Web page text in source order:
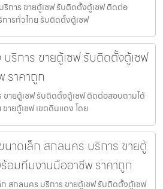
ริการ ขายตู้เซฟ รับติดตั้งตู้เซฟ ติดต่อ
ารทั่วไทย รับติดตั้งตู้เซฟ
บริการ ขายตู้เซฟ รับติดตั้งตู้เซฟ
ราคาถูก
ขายตู้เซฟ รับติดตั้งตู้เซฟ ติดต่อสอบถามได้
ายตู้เซฟ เขตดินแดง โดย
าดเล็ก สกลนคร บริการ ขายตู้
อมทีมงานมืออาชีพ ราคาถูก
สกลนคร บริการ ขายตู้เซฟ รับติดตั้งตู้เซฟ